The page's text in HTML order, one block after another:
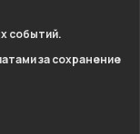
событий.
за сохранение